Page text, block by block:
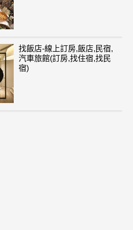
找飯店-線上訂房,飯店,民宿,
汽車旅館(訂房,找住宿,找民
宿)